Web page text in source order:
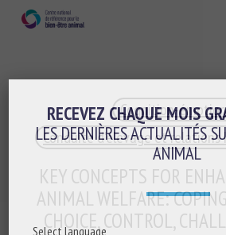
Cognition-
Conduite d'élevage et
KEY CONCEPTS FOR
ANIMAL WELFARE:
CHOICE, CONTROL,
RECEVEZ CHAQUE MOIS
LES DERNIÈRES ACTUALITÉS
ANIMAL
Select language